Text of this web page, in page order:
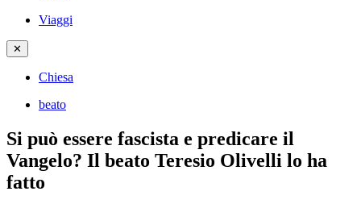
Viaggi
✕
Chiesa
beato
Si può essere fascista e predicare il
Vangelo? Il beato Teresio Olivelli lo ha
fatto